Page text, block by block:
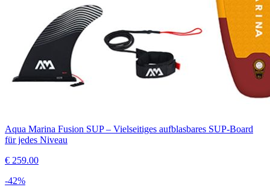
Aqua Marina Fusion SUP – Vielseitiges aufblasbares SUP-Board
für jedes Niveau
€ 259.00
-42%